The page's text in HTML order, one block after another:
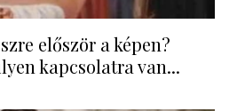
először a képen?
kapcsolatra van...